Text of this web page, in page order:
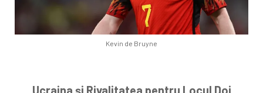
Kevin de Bruyne
Ucraina și Rivalitatea pentru Locul Doi